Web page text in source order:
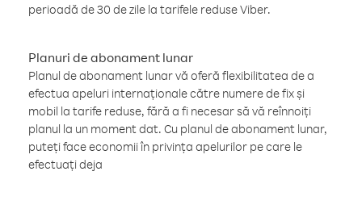
perioadă de 30 de zile la tarifele reduse Viber.
Planuri de abonament lunar
Planul de abonament lunar vă oferă flexibilitatea de a
efectua apeluri internaționale către numere de fix și
mobil la tarife reduse, fără a fi necesar să vă reînnoiți
planul la un moment dat. Cu planul de abonament lunar,
puteți face economii în privința apelurilor pe care le
efectuați deja